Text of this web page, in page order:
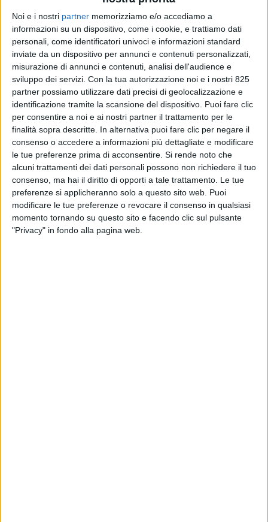
Noi e i nostri partner memorizziamo e/o accediamo a
informazioni su un dispositivo, come i cookie, e trattiamo dati
personali, come identificatori univoci e informazioni standard
inviate da un dispositivo per annunci e contenuti personalizzati,
misurazione di annunci e contenuti, analisi dell'audience e
sviluppo dei servizi. Con la tua autorizzazione noi e i nostri 825
partner possiamo utilizzare dati precisi di geolocalizzazione e
identificazione tramite la scansione del dispositivo. Puoi fare clic
per consentire a noi e ai nostri partner il trattamento per le
finalità sopra descritte. In alternativa puoi fare clic per negare il
consenso o accedere a informazioni più dettagliate e modificare
le tue preferenze prima di acconsentire. Si rende noto che
alcuni trattamenti dei dati personali possono non richiedere il tuo
consenso, ma hai il diritto di opporti a tale trattamento. Le tue
preferenze si applicheranno solo a questo sito web. Puoi
modificare le tue preferenze o revocare il consenso in qualsiasi
momento tornando su questo sito e facendo clic sul pulsante
"Privacy" in fondo alla pagina web.
La matrice ‘italiana’ per la
gestione del vaccino anti-
Covid negli aeroporti
ECONOMIA 18 NOVEMBRE 2020